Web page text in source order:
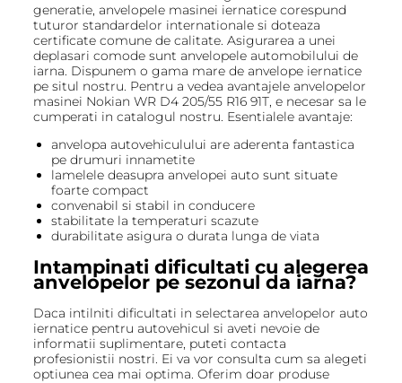
generatie, anvelopele masinei iernatice corespund
tuturor standardelor internationale si doteaza
certificate comune de calitate. Asigurarea a unei
deplasari comode sunt anvelopele automobilului de
iarna. Dispunem o gama mare de anvelope iernatice
pe situl nostru. Pentru a vedea avantajele anvelopelor
masinei Nokian WR D4 205/55 R16 91T, e necesar sa le
cumperati in catalogul nostru. Esentialele avantaje:
anvelopa autovehiculului are aderenta fantastica
pe drumuri innametite
lamelele deasupra anvelopei auto sunt situate
foarte compact
convenabil si stabil in conducere
stabilitate la temperaturi scazute
durabilitate asigura o durata lunga de viata
Intampinati dificultati cu alegerea
anvelopelor pe sezonul da iarna?
Daca intilniti dificultati in selectarea anvelopelor auto
iernatice pentru autovehicul si aveti nevoie de
informatii suplimentare, puteti contacta
profesionistii nostri. Ei va vor consulta cum sa alegeti
optiunea cea mai optima. Oferim doar produse